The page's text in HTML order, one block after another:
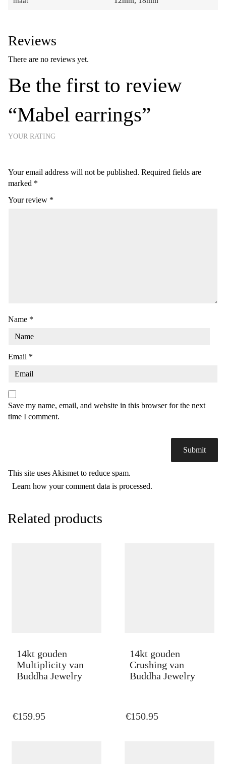
Reviews
There are no reviews yet.
Be the first to review
“Mabel earrings”
Your email address will not be published. Required fields are
marked *
YOUR RATING
Your review *
Name *
Email *
Save my name, email, and website in this browser for the next
time I comment.
This site uses Akismet to reduce spam.
Learn how your comment data is processed.
Related products
14kt gouden
Multiplicity van
Buddha Jewelry
€159.95
14kt gouden
Crushing van
Buddha Jewelry
€150.95